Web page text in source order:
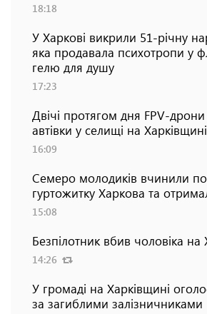
18:18
У Харкові викрили 51-річну
яка продавала психотропи у
гелю для душу
17:23
Двічі протягом дня FPV-
автівки у селищі на Харківщині
16:09
Семеро молодиків вчинили
гуртожитку Харкова та
15:08
Безпілотник вбив чоловіка на
14:26
У громаді на Харківщині
за загиблими залізничниками